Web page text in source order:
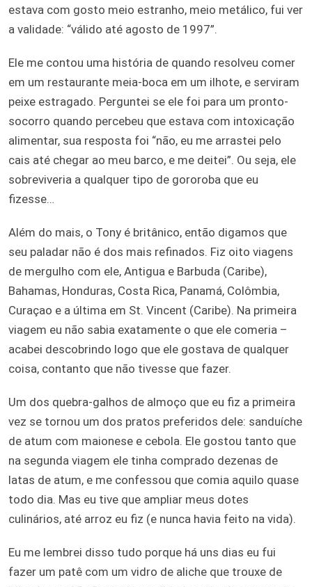
estava com gosto meio estranho, meio metálico, fui ver
a validade: “válido até agosto de 1997”.
Ele me contou uma história de quando resolveu comer
em um restaurante meia-boca em um ilhote, e serviram
peixe estragado. Perguntei se ele foi para um pronto-
socorro quando percebeu que estava com intoxicação
alimentar, sua resposta foi “não, eu me arrastei pelo
cais até chegar ao meu barco, e me deitei”. Ou seja, ele
sobreviveria a qualquer tipo de gororoba que eu
fizesse…
Além do mais, o Tony é britânico, então digamos que
seu paladar não é dos mais refinados. Fiz oito viagens
de mergulho com ele, Antigua e Barbuda (Caribe),
Bahamas, Honduras, Costa Rica, Panamá, Colômbia,
Curaçao e a última em St. Vincent (Caribe). Na primeira
viagem eu não sabia exatamente o que ele comeria –
acabei descobrindo logo que ele gostava de qualquer
coisa, contanto que não tivesse que fazer.
Um dos quebra-galhos de almoço que eu fiz a primeira
vez se tornou um dos pratos preferidos dele: sanduíche
de atum com maionese e cebola. Ele gostou tanto que
na segunda viagem ele tinha comprado dezenas de
latas de atum, e me confessou que comia aquilo quase
todo dia. Mas eu tive que ampliar meus dotes
culinários, até arroz eu fiz (e nunca havia feito na vida).
Eu me lembrei disso tudo porque há uns dias eu fui
fazer um patê com um vidro de aliche que trouxe de